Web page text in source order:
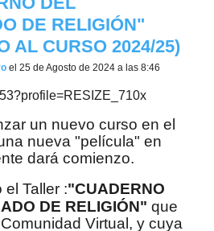
DE RELIGIÓN"‏
AL CURSO 2024/25)
el 25 de Agosto de 2024 a las 8:46
un nuevo curso en el
nueva "película" en
dará comienzo.
Taller :"CUADERNO
DE RELIGIÓN" que
Virtual, y cuya